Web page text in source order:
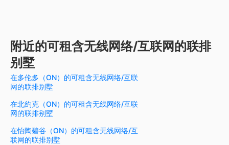
附近的可租含无线网络/互联网的联排
别墅
在多伦多（ON）的可租含无线网络/互联
网的联排别墅
在北約克（ON）的可租含无线网络/互联
网的联排别墅
在怡陶碧谷（ON）的可租含无线网络/互
联网的联排别墅